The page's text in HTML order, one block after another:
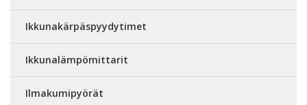
Ikkunakärpäspyydytimet
Ikkunalämpömittarit
Ilmakumipyörät